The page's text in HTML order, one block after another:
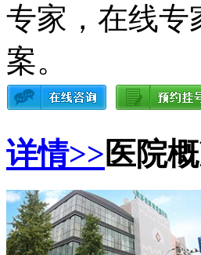
专家，在线专
案。
详情>> 医院